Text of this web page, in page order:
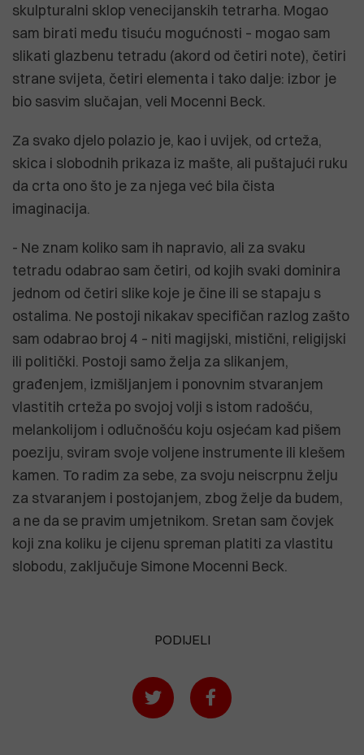
skulpturalni sklop venecijanskih tetrarha. Mogao
sam birati među tisuću mogućnosti – mogao sam
slikati glazbenu tetradu (akord od četiri note), četiri
strane svijeta, četiri elementa i tako dalje: izbor je
bio sasvim slučajan, veli Mocenni Beck.
Za svako djelo polazio je, kao i uvijek, od crteža,
skica i slobodnih prikaza iz mašte, ali puštajući ruku
da crta ono što je za njega već bila čista
imaginacija.
- Ne znam koliko sam ih napravio, ali za svaku
tetradu odabrao sam četiri, od kojih svaki dominira
jednom od četiri slike koje je čine ili se stapaju s
ostalima. Ne postoji nikakav specifičan razlog zašto
sam odabrao broj 4 – niti magijski, mistični, religijski
ili politički. Postoji samo želja za slikanjem,
građenjem, izmišljanjem i ponovnim stvaranjem
vlastitih crteža po svojoj volji s istom radošću,
melankolijom i odlučnošću koju osjećam kad pišem
poeziju, sviram svoje voljene instrumente ili klešem
kamen. To radim za sebe, za svoju neiscrpnu želju
za stvaranjem i postojanjem, zbog želje da budem,
a ne da se pravim umjetnikom. Sretan sam čovjek
koji zna koliku je cijenu spreman platiti za vlastitu
slobodu, zaključuje Simone Mocenni Beck.
PODIJELI